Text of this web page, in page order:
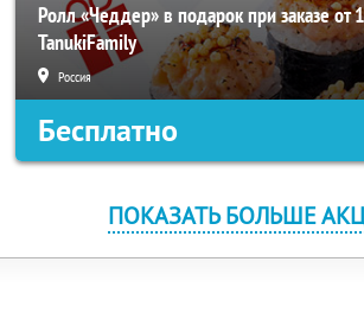
Ролл «Чеддер» в подарок при заказе от
TanukiFamily
Россия
Бесплатно
ПОКАЗАТЬ БОЛЬШЕ